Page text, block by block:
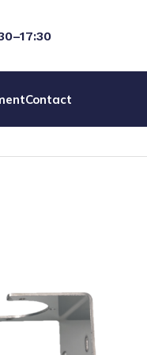
Contact